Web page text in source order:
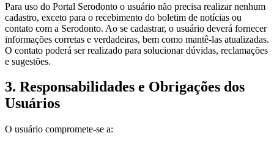
Para uso do Portal Serodonto o usuário não precisa realizar nenhum
cadastro, exceto para o recebimento do boletim de notícias ou
contato com a Serodonto. Ao se cadastrar, o usuário deverá fornecer
informações corretas e verdadeiras, bem como mantê-las atualizadas.
O contato poderá ser realizado para solucionar dúvidas, reclamações
e sugestões.
3. Responsabilidades e Obrigações dos
Usuários
O usuário compromete-se a: